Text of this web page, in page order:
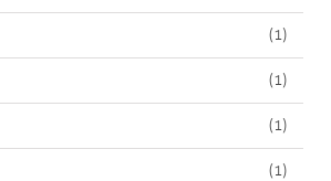
(1)
(1)
(1)
(1)